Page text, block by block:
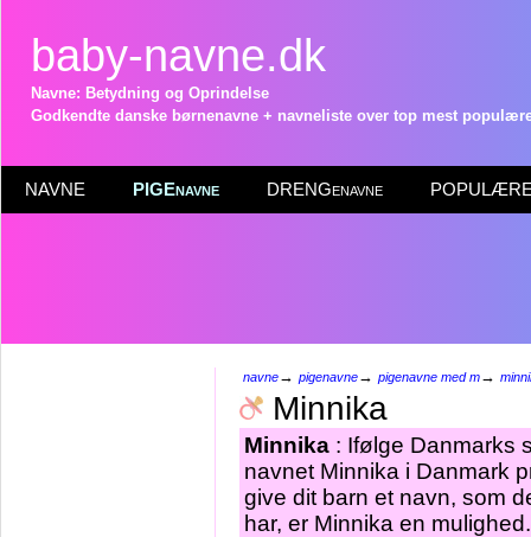
baby-navne.dk
Navne: Betydning og Oprindelse
Godkendte danske børnenavne + navneliste over top mest
NAVNE PIGEnavne DRENGenavne POPULÆRE
navne→ pigenavne→ pigenavne med m→
Minnika
Minnika : Ifølge Danmarks
navnet Minnika i Danmark
give dit barn et navn, som
har, er Minnika en mulighed.